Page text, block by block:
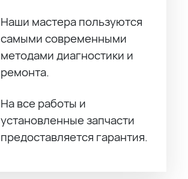
Наши мастера пользуются
самыми современными
методами диагностики и
ремонта.
На все работы и
установленные запчасти
предоставляется гарантия.